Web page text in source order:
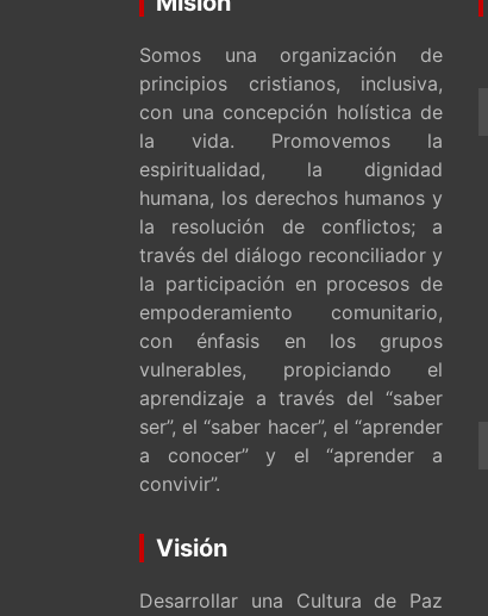
Somos una organización de
principios cristianos, inclusiva,
con una concepción holística de
la vida. Promovemos la
espiritualidad, la dignidad
humana, los derechos humanos y
la resolución de conflictos; a
través del diálogo reconciliador y
la participación en procesos de
empoderamiento comunitario,
con énfasis en los grupos
vulnerables, propiciando el
aprendizaje a través del “saber
ser”, el “saber hacer”, el “aprender
a conocer” y el “aprender a
convivir”.
Visión
Desarrollar una Cultura de Paz